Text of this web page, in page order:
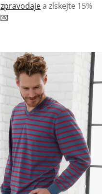
zpravodajea získejte 15%
💌